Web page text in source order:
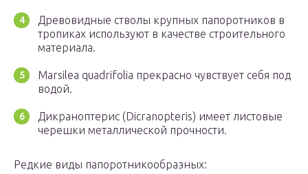
Древовидные стволы крупных папоротников в
тропиках используют в качестве строительного
материала.
Marsilea quadrifolia прекрасно чувствует себя под
водой.
Дикраноптерис (Dicranopteris) имеет листовые
черешки металлической прочности.
Редкие виды папоротникообразных: